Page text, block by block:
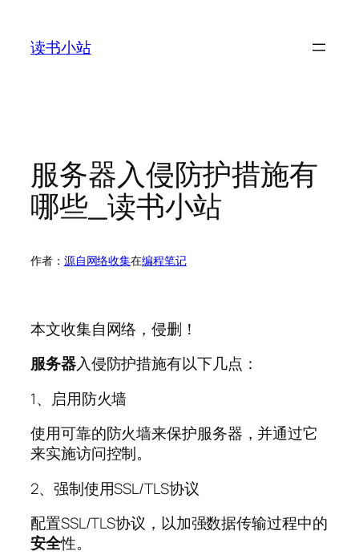
读书小站
服务器入侵防护措施有
哪些_读书小站
作者： 源自网络收集在编程笔记
本文收集自网络，侵删！
服务器入侵防护措施有以下几点：
1、启用防火墙
使用可靠的防火墙来保护服务器，并通过它
来实施访问控制。
2、强制使用SSL/TLS协议
配置SSL/TLS协议，以加强数据传输过程中的
安全性。